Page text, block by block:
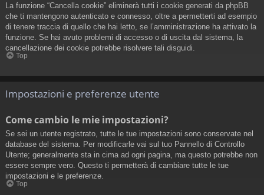
La funzione “Cancella cookie” eliminerà tutti i cookie generati da phpBB
che ti mantengono autenticato e connesso, oltre a permetterti ad esempio
di tenere traccia di quello che hai letto, se l’amministrazione ha attivato la
funzione. Se hai avuto problemi di accesso o di uscita dal sistema, la
cancellazione dei cookie potrebbe risolvere tali disguidi.
Top
Impostazioni e preferenze utente
Come cambio le mie impostazioni?
Se sei un utente registrato, tutte le tue impostazioni sono conservate nel
database del sistema. Per modificarle vai sul tuo Pannello di Controllo
Utente; generalmente sta in cima ad ogni pagina, ma questo potrebbe non
essere sempre vero. Questo ti permetterà di cambiare tutte le tue
impostazioni e le preferenze.
Top